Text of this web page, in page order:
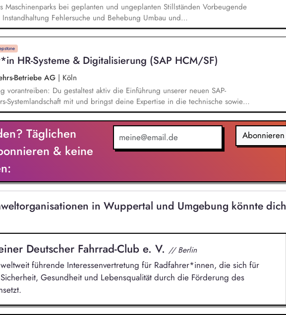
Maschinenparks bei geplanten und ungeplanten Stillständen Vorbeugende
Fehlersuche und Behebung Umbau und
Arbeiten mit hydraulischen & pneumatischen Plänen Herstellung
Instandhaltung der Gebäudetechnik
HR-Systeme & Digitalisierung (SAP HCM/SF)
Betriebe AG | Köln
vorantreiben: Du gestaltest aktiv die Einführung unserer neuen SAP-
Systemlandschaft mit und bringst deine Expertise in die technische sowie
ein. Dabei unterstützt du die Weiterentwicklung unserer
hin zu einer innovativen, cloudbasierten HR-Plattform, die digitale HR-
denkt und die Grundlage für die Personalarbeit von morgen schafft. Systeme
Du übernimmst die Verantwortung für die Ausrichtung und
Konfiguration sowie die Betreuung, als auch die Qualitätssicherung und
Weiterentwicklung unserer SAP-HCM/SuccessFactors-Systemlandschaft.
Täglichen
& keine
Abonnieren
in Wuppertal und Umgebung könnte dich
Deutscher Fahrrad-Club e. V. // Berlin
führende Interessenvertretung für Radfahrer*innen, die sich für
Gesundheit und Lebensqualität durch die Förderung des